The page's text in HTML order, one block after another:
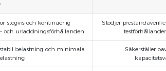
stegvis och kontinuerlig
och urladdningsförhållanden
Stödjer
belastning och minimala
Säkerställer